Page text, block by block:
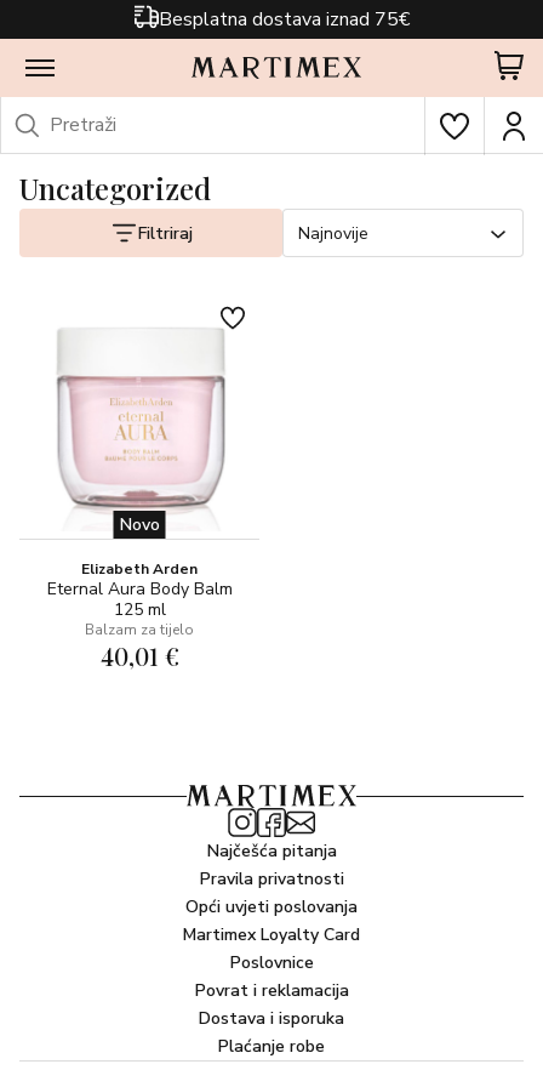
Besplatna dostava iznad 75€
Uncategorized
Filtriraj Najnovije
Novo
Elizabeth Arden
Eternal Aura Body Balm
125 ml
Balzam za tijelo
40,01 €
Najčešća pitanja
Pravila privatnosti
Opći uvjeti poslovanja
Martimex Loyalty Card
Poslovnice
Povrat i reklamacija
Dostava i isporuka
Plaćanje robe